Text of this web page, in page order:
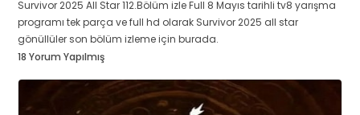
Survivor 2025 All Star 112.Bölüm izle Full 8 Mayıs tarihli tv8 yarışma
programı tek parça ve full hd olarak Survivor 2025 all star
gönüllüler son bölüm izleme için burada.
18 Yorum Yapılmış